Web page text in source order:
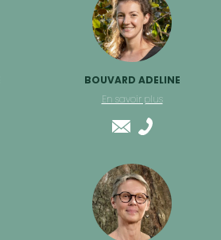
BOUVARD ADELINE
En savoir plus